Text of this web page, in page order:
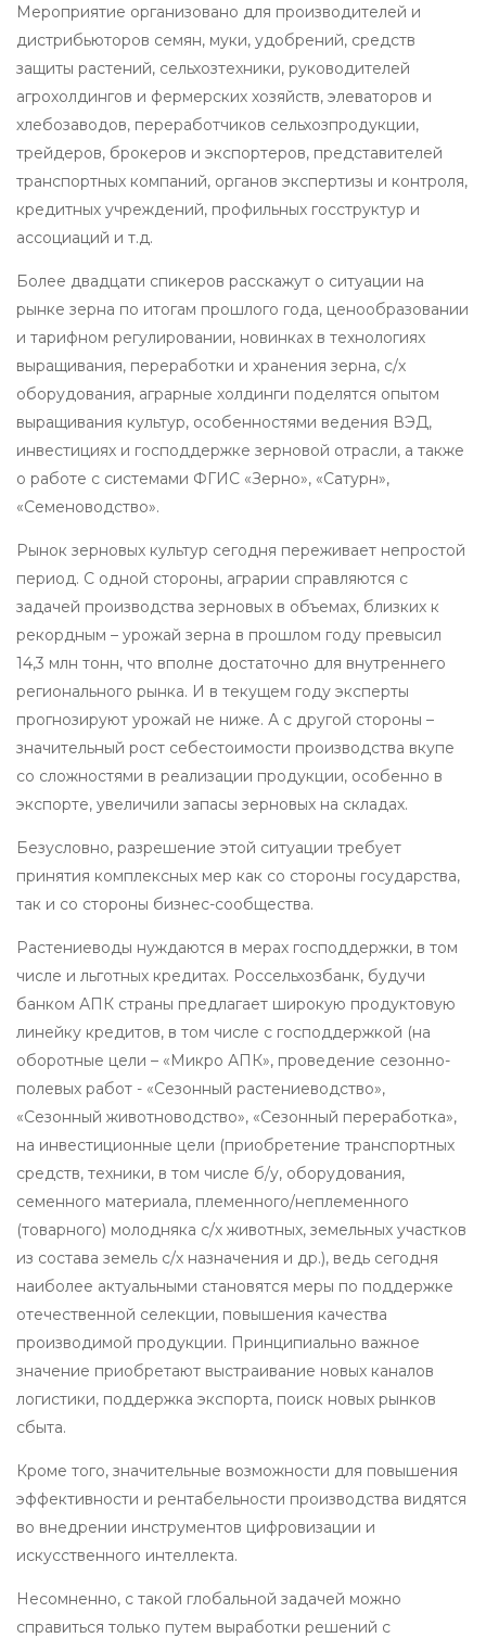
Мероприятие организовано для производителей и
дистрибьюторов семян, муки, удобрений, средств
защиты растений, сельхозтехники, руководителей
агрохолдингов и фермерских хозяйств, элеваторов и
хлебозаводов, переработчиков сельхозпродукции,
трейдеров, брокеров и экспортеров, представителей
транспортных компаний, органов экспертизы и контроля,
кредитных учреждений, профильных госструктур и
ассоциаций и т.д.
Более двадцати спикеров расскажут о ситуации на
рынке зерна по итогам прошлого года, ценообразовании
и тарифном регулировании, новинках в технологиях
выращивания, переработки и хранения зерна, с/х
оборудования, аграрные холдинги поделятся опытом
выращивания культур, особенностями ведения ВЭД,
инвестициях и господдержке зерновой отрасли, а также
о работе с системами ФГИС «Зерно», «Сатурн»,
«Семеноводство».
Рынок зерновых культур сегодня переживает непростой
период. С одной стороны, аграрии справляются с
задачей производства зерновых в объемах, близких к
рекордным – урожай зерна в прошлом году превысил
14,3 млн тонн, что вполне достаточно для внутреннего
регионального рынка. И в текущем году эксперты
прогнозируют урожай не ниже. А с другой стороны –
значительный рост себестоимости производства вкупе
со сложностями в реализации продукции, особенно в
экспорте, увеличили запасы зерновых на складах.
Безусловно, разрешение этой ситуации требует
принятия комплексных мер как со стороны государства,
так и со стороны бизнес-сообщества.
Растениеводы нуждаются в мерах господдержки, в том
числе и льготных кредитах. Россельхозбанк, будучи
банком АПК страны предлагает широкую продуктовую
линейку кредитов, в том числе с господдержкой (на
оборотные цели – «Микро АПК», проведение сезонно-
полевых работ - «Сезонный растениеводство»,
«Сезонный животноводство», «Сезонный переработка»,
на инвестиционные цели (приобретение транспортных
средств, техники, в том числе б/у, оборудования,
семенного материала, племенного/неплеменного
(товарного) молодняка с/х животных, земельных участков
из состава земель с/х назначения и др.), ведь сегодня
наиболее актуальными становятся меры по поддержке
отечественной селекции, повышения качества
производимой продукции. Принципиально важное
значение приобретают выстраивание новых каналов
логистики, поддержка экспорта, поиск новых рынков
сбыта.
Кроме того, значительные возможности для повышения
эффективности и рентабельности производства видятся
во внедрении инструментов цифровизации и
искусственного интеллекта.
Несомненно, с такой глобальной задачей можно
справиться только путем выработки решений с